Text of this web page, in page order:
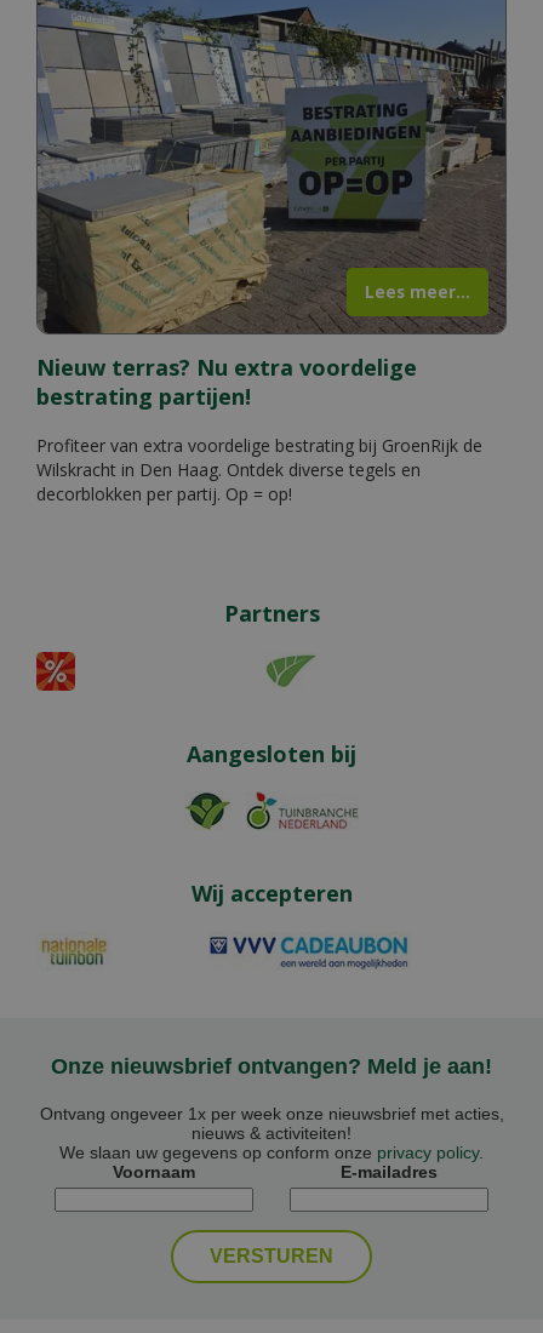
Nieuw terras? Nu extra voordelige
bestrating partijen!
Profiteer van extra voordelige bestrating bij GroenRijk de
Wilskracht in Den Haag. Ontdek diverse tegels en
decorblokken per partij. Op = op!
Lees meer...
Partners
Aangesloten bij
Wij accepteren
Onze nieuwsbrief ontvangen? Meld je aan!
Ontvang ongeveer 1x per week onze nieuwsbrief met acties,
nieuws & activiteiten!
We slaan uw gegevens op conform onze privacy policy.
Voornaam
E-mailadres